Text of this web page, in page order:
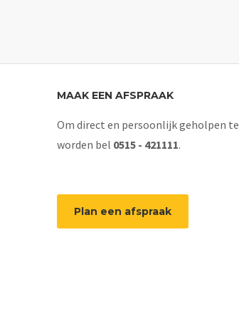
MAAK EEN AFSPRAAK
Om direct en persoonlijk geholpen te
worden bel 0515 - 421111.
Plan een afspraak